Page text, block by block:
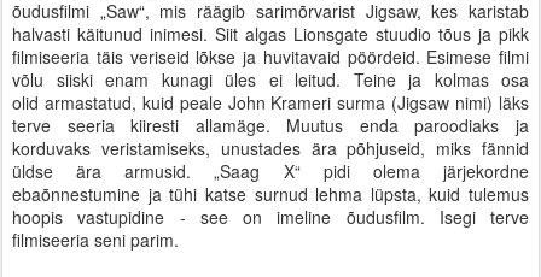
õudusfilmi „Saw“, mis räägib sarimõrvarist Jigsaw, kes karistab
halvasti käitunud inimesi. Siit algas Lionsgate stuudio tõus ja pikk
filmiseeria täis veriseid lõkse ja huvitavaid pöördeid. Esimese filmi
võlu siiski enam kunagi üles ei leitud. Teine ja kolmas osa
olid armastatud, kuid peale John Krameri surma (Jigsaw nimi) läks
terve seeria kiiresti allamäge. Muutus enda paroodiaks ja
korduvaks veristamiseks, unustades ära põhjuseid, miks fännid
üldse ära armusid. „Saag X“ pidi olema järjekordne
ebaõnnestumine ja tühi katse surnud lehma lüpsta, kuid tulemus
hoopis vastupidine - see on imeline õudusfilm. Isegi terve
filmiseeria seni parim.